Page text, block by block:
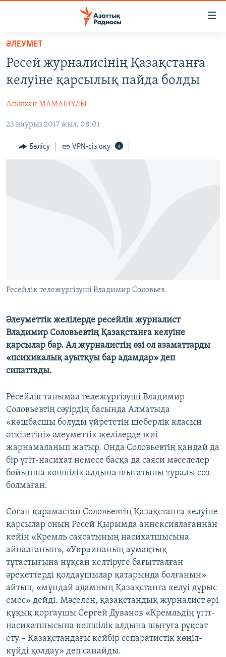
Skip
main
content
to
Navigation
AZATTYQTV
ҚАҢТАР ОҚИҒАСЫ
АДАМ ҚҰҚЫҚТАРЫ
ӘЛЕУМЕТ
ӘЛЕУМЕТ
Ресей журналисінің Қазақстанға
келуіне қарсылық пайда болды
Асылхан МАМАШҰЛЫ
23 наурыз 2017 жыл, 08:01
Бөлісу VPN-сіз оқу
Ресейлік тележүргізуші Владимир Соловьев.
Әлеуметтік желілерде ресейлік журналист
Владимир Соловьевтің Қазақстанға келуіне
қарсылар бар. Ал журналистің өзі ол азаматтарды
«психикалық ауытқуы бар адамдар» деп
сипаттады.
Ресейлік танымал тележүргізуші Владимир
Соловьевтің сәуірдің басында Алматыда
«көшбасшы болуды үйрететін шеберлік класын
өткізетіні» әлеуметтік желілерде жиі
жарнамаланып жатыр. Онда Соловьевтің қандай да
бір үгіт-насихат немесе басқа да саяси мәселелер
бойынша көпшілік алдына шығатыны туралы сөз
болмаған.
Соған қарамастан Соловьевтің Қазақстанға келуіне
қарсылар оның Ресей Қырымда аннексиялағаннан
кейін «Кремль саясатының насихатшысына
айналғанын», «Украинаның аумақтық
тұтастығына нұқсан келтіруге бағытталған
әрекеттерді қолдаушылар қатарында болғанын»
айтып, «мұндай адамның Қазақстанға келуі дұрыс
емес» дейді. Мәселен, қазақстандық журналист әрі
құқық қорғаушы Сергей Дуванов «Кремльдің үгіт-
насихатшысына көпшілік алдына шығуға рұқсат
ету – Қазақстандағы кейбір сепаратистік көңіл-
күйді қолдау» деп санайды.